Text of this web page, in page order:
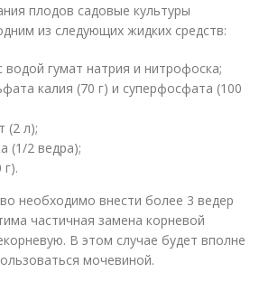
плодов садовые культуры
из следующих жидких средств:
водой гумат натрия и нитрофоска;
калия (70 г) и суперфосфата (100
(2 л);
(1/2 ведра);
необходимо внести более 3 ведер
частичная замена корневой
В этом случае будет вполне
мочевиной.